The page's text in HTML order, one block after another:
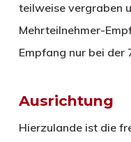
teilweise vergraben
Mehrteilnehmer-
Empfang nur bei der
Ausrichtung
Hierzulande ist die